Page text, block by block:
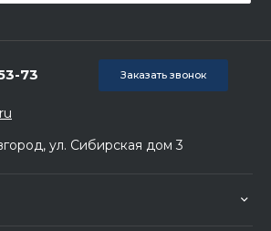
73 Заказать звонок
ул. Сибирская дом 3